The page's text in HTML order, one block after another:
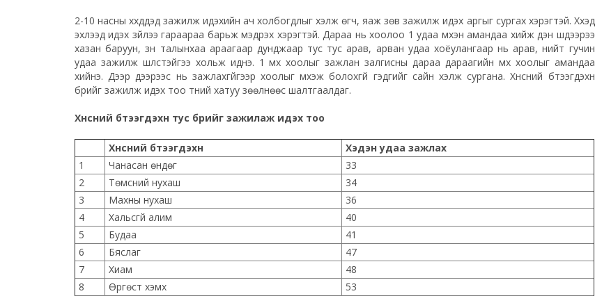
2-10 насны хүүхдүүдэд зажилж идэхийн ач холбогдлыг хэлж өгч, яаж зөв зажилж идэх аргыг сургах хэрэгтэй. Хүүхэд
эхлээд идэх зүйлээ гараараа барьж мэдрэх хэрэгтэй. Дараа нь хоолоо 1 удаа үмхэн амандаа хийж үүдэн шүдээрээ
хазан баруун, зүүн талынхаа араагаар дунджаар тус тус арав, арван удаа хоёулангаар нь арав, нийт гучин
удаа зажилж шүлстэйгээ хольж иднэ. 1үмх хоолыг зажлан залгисны дараа дараагийн үмххоолыг амандаа
хийнэ. Дээр дээрээс нь зажлахгүйгээр хоолыг үмхэж болохгүй гэдгийг сайн хэлж сургана. Хүнсний бүтээгдэхүүн
бүрийг зажилж идэх тоо түүний хатуу зөөлнөөс шалтгаалдаг.
Хүнсний бүтээгдэхүүн тус бүрийг зажилаж идэх тоо
Хүнсний бүтээгдэхүүн
Хэдэн удаа зажлах
1
Чанасан өндөг
33
2
Төмсний нухаш
34
3
Махны нухаш
36
4
Хальсгүй алим
40
5
Будаа
41
6
Бяслаг
47
7
Хиам
48
8
Өргөст хэмх
53